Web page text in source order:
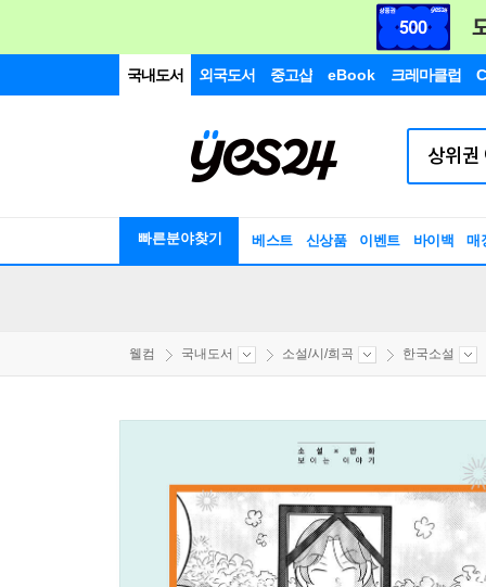
국내도서 외국도서 중고샵 eBook 크레마클럽
빠른분야찾기 베스트 신상품 이벤트 바이백 매
웰컴 국내도서 소설/시/희곡 한국소설